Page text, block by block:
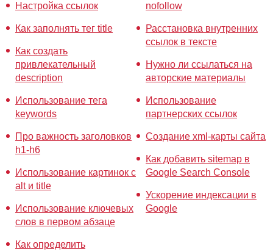
Настройка ссылок
Как заполнять тег title
Как создать
привлекательный
description
Использование тега
keywords
Про важность заголовков
h1-h6
Использование картинок с
alt и title
Использование ключевых
слов в первом абзаце
Как определить
nofollow
Расстановка внутренних
ссылок в тексте
Нужно ли ссылаться на
авторские материалы
Использование
партнерских ссылок
Создание xml-карты сайта
Как добавить sitemap в
Google Search Console
Ускорение индексации в
Google